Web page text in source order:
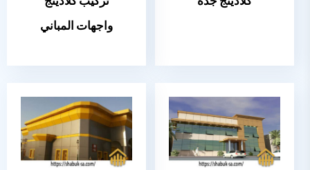
واجهات المباني